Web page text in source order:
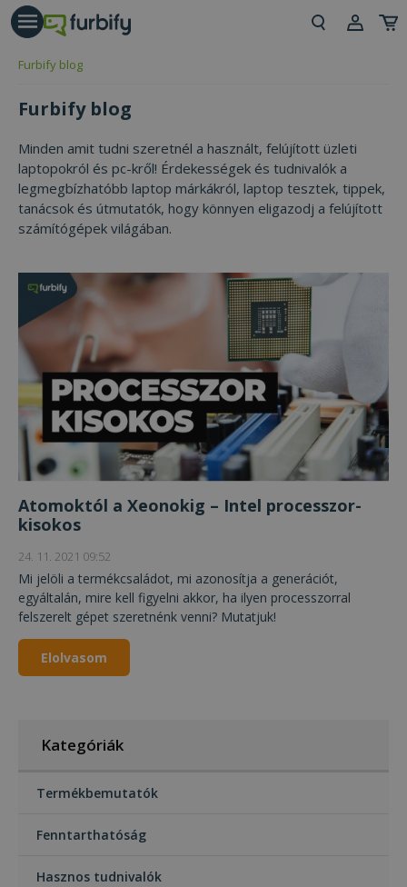
Furbify blog
Furbify blog
Minden amit tudni szeretnél a használt, felújított üzleti
laptopokról és pc-kről! Érdekességek és tudnivalók a
legmegbízhatóbb laptop márkákról, laptop tesztek, tippek,
tanácsok és útmutatók, hogy könnyen eligazodj a felújított
számítógépek világában.
Atomoktól a Xeonokig – Intel processzor-
kisokos
24. 11. 2021 09:52
Mi jelöli a termékcsaládot, mi azonosítja a generációt,
egyáltalán, mire kell figyelni akkor, ha ilyen processzorral
felszerelt gépet szeretnénk venni? Mutatjuk!
Elolvasom
Kategóriák
Termékbemutatók
Fenntarthatóság
Hasznos tudnivalók
gomb